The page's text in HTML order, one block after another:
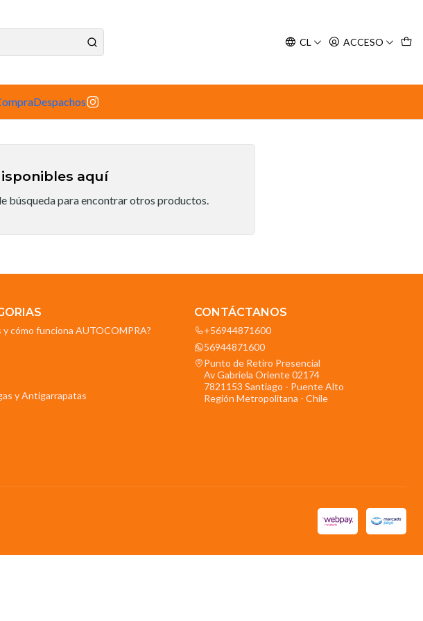
CL ACCESO
Despachos
aquí
búsqueda para encontrar otros productos.
y cómo funciona AUTOCOMPRA?
y Antigarrapatas
CONTÁCTANOS
+56944871600
56944871600
Punto de Retiro Presencial
Av Gabriela Oriente 02174
7821153 Santiago - Puente Alto
Región Metropolitana - Chile